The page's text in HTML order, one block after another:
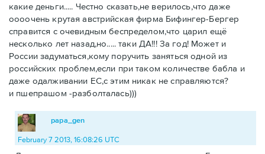
какие деньги..... Честно сказать,не верилось,что даже
оооочень крутая австрийская фирма Бифингер-Бергер
справится с очевидным беспределом,что царил ещё
несколько лет назад,но..... таки ДА!!! За год! Может и
России задуматься,кому поручить заняться одной из
российских проблем,если при таком количестве бабла и
даже одалживании ЕС,с этим никак не справляются?
и пшепрашом -разболталась)))
papa_gen
February 7 2013, 16:08:26 UTC